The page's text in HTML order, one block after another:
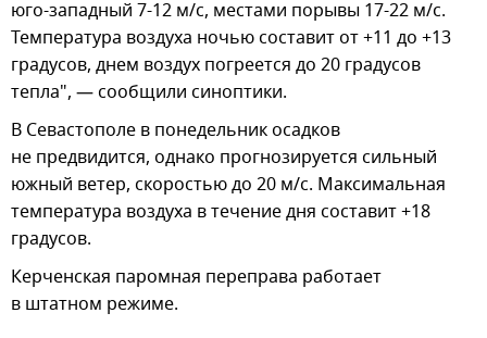
юго-западный 7-12 м/с, местами порывы 17-22 м/с.
Температура воздуха ночью составит от +11 до +13
градусов, днем воздух погреется до 20 градусов
тепла", — сообщили синоптики.
В Севастополе в понедельник осадков
не предвидится, однако прогнозируется сильный
южный ветер, скоростью до 20 м/с. Максимальная
температура воздуха в течение дня составит +18
градусов.
Керченская паромная переправа работает
в штатном режиме.